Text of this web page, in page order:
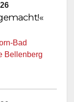
Bad
Bellenberg